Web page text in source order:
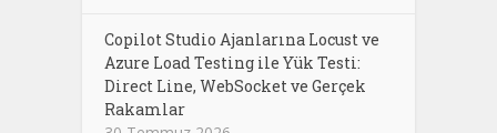
Copilot Studio Ajanlarına Locust ve
Azure Load Testing ile Yük Testi:
Direct Line, WebSocket ve Gerçek
Rakamlar